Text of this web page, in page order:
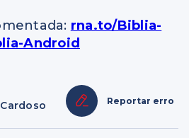
rna.to/Biblia-
Android
Reportar erro